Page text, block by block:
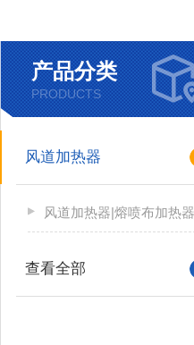
产品分类
PRODUCTS
风道加热器
风道加热器|熔喷布加热器
查看全部